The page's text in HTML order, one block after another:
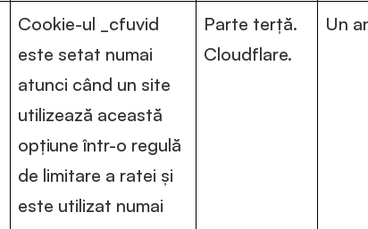
Cookie-ul _cfuvid
este setat numai
atunci când un site
utilizează această
opțiune într-o regulă
de limitare a ratei și
este utilizat numai
Parte terță.
Cloudflare.
Un